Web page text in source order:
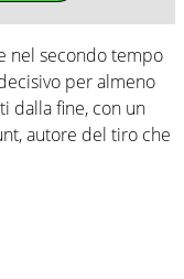
nel secondo tempo
per almeno
dalla fine, con un
autore del tiro che